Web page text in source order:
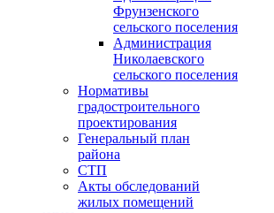
Фрунзенского
сельского поселения
Администрация
Николаевского
сельского поселения
Нормативы
градостроительного
проектирования
Генеральный план
района
СТП
Акты обследований
жилых помещений